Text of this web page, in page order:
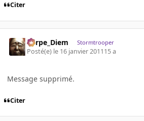
Citer
Carpe_Diem Stormtrooper
Posté(e) le 16 janvier 201115 a
Message supprimé.
Citer